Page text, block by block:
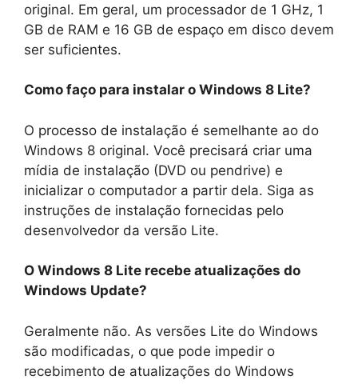
original. Em geral, um processador de 1 GHz, 1
GB de RAM e 16 GB de espaço em disco devem
ser suficientes.
Como faço para instalar o Windows 8 Lite?
O processo de instalação é semelhante ao do
Windows 8 original. Você precisará criar uma
mídia de instalação (DVD ou pendrive) e
inicializar o computador a partir dela. Siga as
instruções de instalação fornecidas pelo
desenvolvedor da versão Lite.
O Windows 8 Lite recebe atualizações do
Windows Update?
Geralmente não. As versões Lite do Windows
são modificadas, o que pode impedir o
recebimento de atualizações do Windows